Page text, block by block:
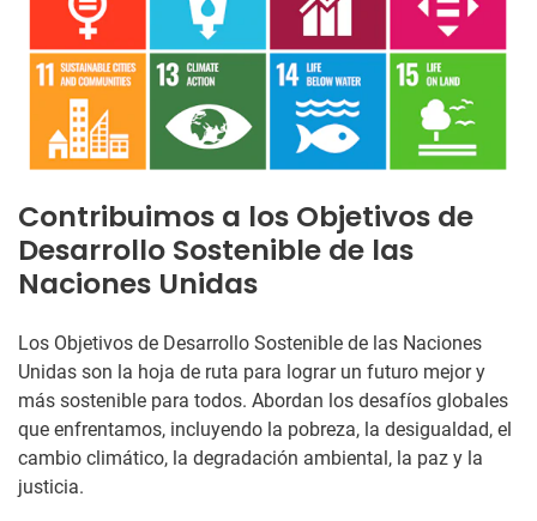
Contribuimos a los Objetivos de
Desarrollo Sostenible de las
Naciones Unidas
Los Objetivos de Desarrollo Sostenible de las Naciones
Unidas son la hoja de ruta para lograr un futuro mejor y
más sostenible para todos. Abordan los desafíos globales
que enfrentamos, incluyendo la pobreza, la desigualdad, el
cambio climático, la degradación ambiental, la paz y la
justicia.